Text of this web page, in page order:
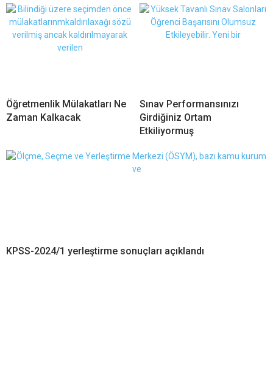
Öğretmenlik Mülakatları Ne
Zaman Kalkacak
Sınav Performansınızı
Girdiğiniz Ortam
Etkiliyormuş
KPSS-2024/1 yerleştirme sonuçları açıklandı